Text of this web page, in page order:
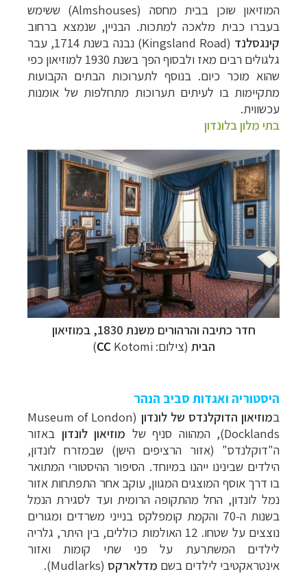
המוזיאון שוכן בבית מחסה (Almshouses) ששימש
בעברו כבית מלאכה למתכות. הבניין, שנמצא ברחוב
קינגסלנד (
Kingsland Road
) נבנה בשנת 1714, עבר
גלגולים רבים מאז ולבסוף הפך בשנת 1930 למוזיאון כפי
שהוא מוכר כיום. בנוסף לתערוכות הבתים הקבועות
מתקיימות בו לעיתים תערוכות מתחלפות של אומנות
עכשווית.
בתי מלון בלונדון
חדר כתיבה והרהורים משנת 1830, במוזיאון
הבית (צילום: CC Kotomi)
היסטוריה ואגדות סביב הנהר
במוזיאון הדוקלנדס של לונדון (Museum of London
Docklands),
המהווה סניף של מוזיאון לונדון באזור
ה"דוקלנדס" (אזור הרציפים הישן) שבמזרח לונדון,
הילדים שבינינו ייהנו במיוחד. הסיפור ההיסטורי המתואר
בו דרך אוסף המוצגים המגוון, עוקב אחר התפתחות אזור
נמל לונדון, החל מהתקופה הרומית ועד לסגירת הנמל
בשנות ה-70 והקמת קומפלקס בנייני משרדים ומגורים
נוצצים על שטחו. 12 האולמות כוללים, בין היתר, גלריה
לילדים המשתרעת על פני שתי קומות ואזור
אינטראקטיבי לילדים בשם מדלארקס (
Mudlarks
).